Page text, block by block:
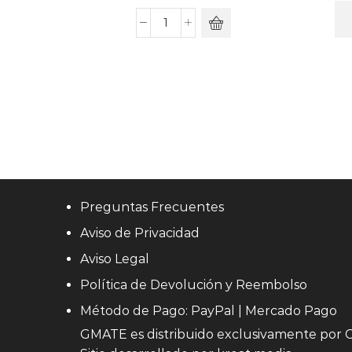
Preguntas Frecuentes
Aviso de Privacidad
Aviso Legal
Política de Devolución y Reembolso
Método de Pago: PayPal | Mercado Pago
GMATE es distribuido exclusivamente por